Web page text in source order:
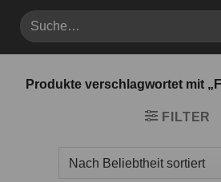
Suche
nach:
Produkte verschlagwortet mit
FILTER